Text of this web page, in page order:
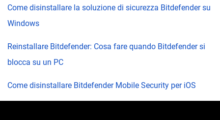
Come disinstallare la soluzione di sicurezza Bitdefender su
Windows
Reinstallare Bitdefender: Cosa fare quando Bitdefender si
blocca su un PC
Come disinstallare Bitdefender Mobile Security per iOS